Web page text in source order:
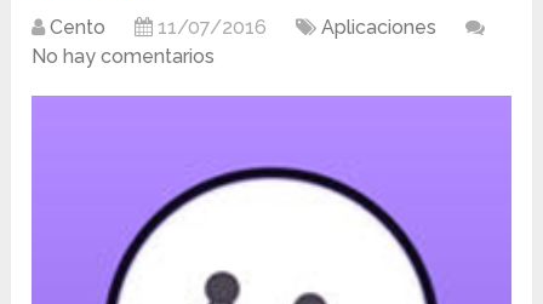
Cento 11/07/2016
Aplicaciones
No hay comentarios